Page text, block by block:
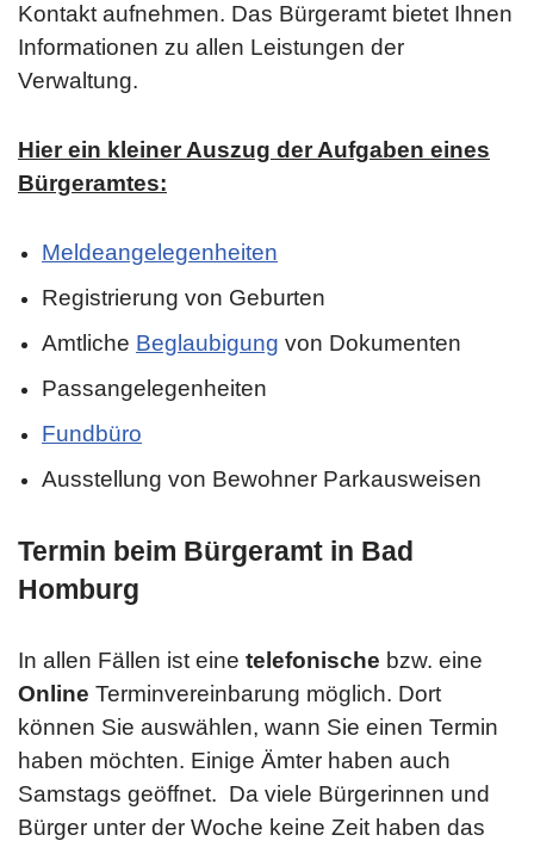
Kontakt aufnehmen. Das Bürgeramt bietet Ihnen
Informationen zu allen Leistungen der
Verwaltung.
Hier ein kleiner Auszug der Aufgaben eines
Bürgeramtes:
Meldeangelegenheiten
Registrierung von Geburten
Amtliche Beglaubigung von Dokumenten
Passangelegenheiten
Fundbüro
Ausstellung von Bewohner Parkausweisen
Termin beim Bürgeramt in Bad
Homburg
In allen Fällen ist eine telefonische bzw. eine
Online Terminvereinbarung möglich. Dort
können Sie auswählen, wann Sie einen Termin
haben möchten. Einige Ämter haben auch
Samstags geöffnet. Da viele Bürgerinnen und
Bürger unter der Woche keine Zeit haben das